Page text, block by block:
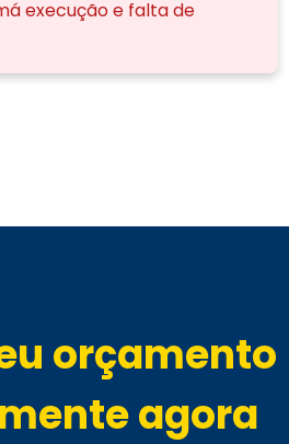
execução e falta de
orçamento
agora